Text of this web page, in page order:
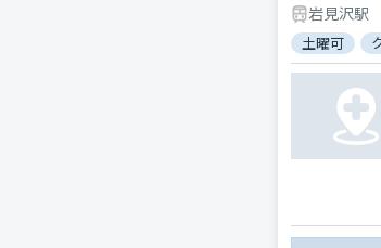
岩見沢駅
土曜可